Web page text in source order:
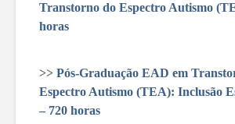
Transtorno do Espectro Autismo
horas
>> Pós-Graduação EAD em
Espectro Autismo (TEA): Inclusão
– 720 horas